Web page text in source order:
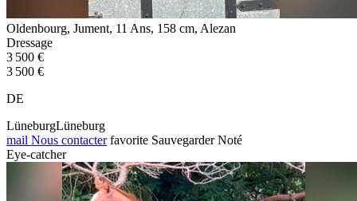
Oldenbourg, Jument, 11 Ans, 158 cm, Alezan
Dressage
3 500 €
3 500 €
DE
LüneburgLüneburg
mail Nous contacter favorite Sauvegarder Noté
Eye-catcher